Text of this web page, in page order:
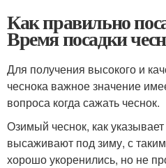
Как правильно
Время посадки
Для получения высокого и
чеснока важное значение
вопроса когда сажать чеснок.
Озимый чеснок, как
высаживают под зиму, с
хорошо укоренились, но не